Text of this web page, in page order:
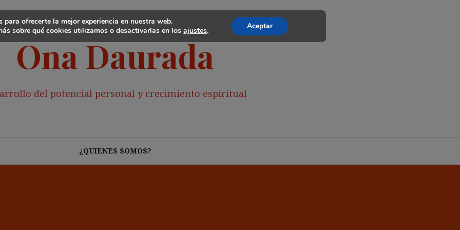
Ona Daurada
del potencial personal y crecimiento espiritual
¿QUIENES SOMOS?
para ofrecerte la mejor experiencia en nuestra web.
sobre qué cookies utilizamos o desactivarlas en losajustes. Aceptar